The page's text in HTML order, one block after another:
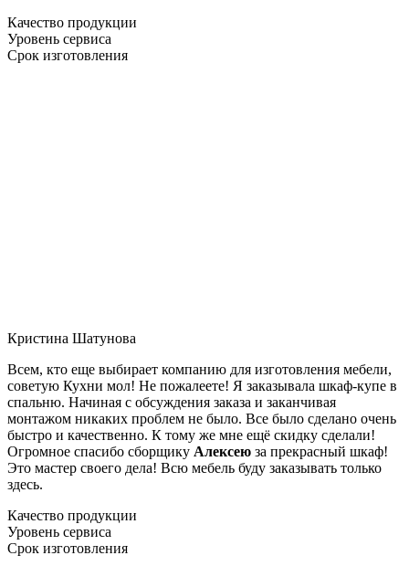
Качество продукции
Уровень сервиса
Срок изготовления
Кристина Шатунова
Всем, кто еще выбирает компанию для изготовления мебели,
советую Кухни мол! Не пожалеете! Я заказывала шкаф-купе в
спальню. Начиная с обсуждения заказа и заканчивая
монтажом никаких проблем не было. Все было сделано очень
быстро и качественно. К тому же мне ещё скидку сделали!
Огромное спасибо сборщику Алексею за прекрасный шкаф!
Это мастер своего дела! Всю мебель буду заказывать только
здесь.
Качество продукции
Уровень сервиса
Срок изготовления